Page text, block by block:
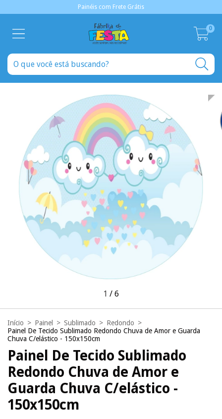
Painéis com Frete Grátis
0
1 / 6
Início > Painel > Sublimado > Redondo >
Painel De Tecido Sublimado Redondo Chuva de Amor e Guarda
Chuva C/elástico - 150x150cm
Painel De Tecido Sublimado
Redondo Chuva de Amor e
Guarda Chuva C/elástico -
150x150cm